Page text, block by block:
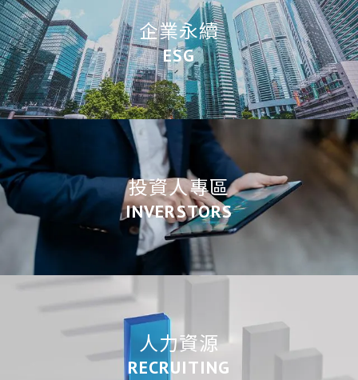
企業永續
ESG
投資人專區
INVERSTORS
人力資源
RECRUITING